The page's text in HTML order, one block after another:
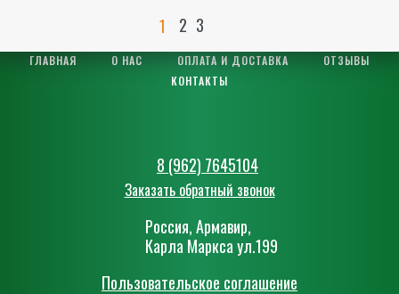
1 2 3
ГЛАВНАЯ О НАС ОПЛАТА И ДОСТАВКА
ОТЗЫВЫ
КОНТАКТЫ
8 (962) 7645104
Заказать обратный звонок
Россия, Армавир,
Карла Маркса ул.199
Пользовательское соглашение